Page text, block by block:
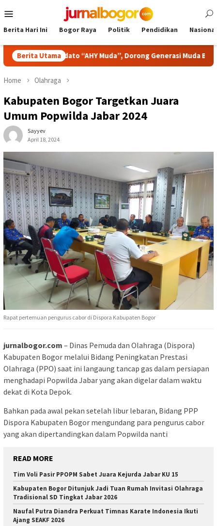
to
Menu
Berita Hari Ini Bogor Raya Politik Pendidikan Nasional
Berita Utama
Pidato “AHY Muda”, Dorong Generasi Muda Berani
Home Olahraga
Kabupaten Bogor Targetkan Juara
Umum Popwilda Jabar 2024
Sayyev
April 18, 2024
Rapat pertemuan pengurus cabor di Dispora Kabupaten Bogor
jurnalbogor.com – Dinas Pemuda dan Olahraga (Dispora)
Kabupaten Bogor melalui Bidang Peningkatan Prestasi
Olahraga (PPO) saat ini langaung tancap gas dalam persiapan
menghadapi Popwilda Jabar yang akan digelar dalam waktu
dekat di Kota Depok.
Bahkan pada awal pekan setelah libur lebaran, Bidang PPP
Dispora Kabupaten Bogor mengundang para pengurus cabor
yang akan dipertandingkan dalam Popwilda nanti
READ MORE
Tim Voli Pasir PPOPM Sabet Juara Kejurda Jabar KU 15
Kabupaten Bogor Ditunjuk Jadi Tuan Rumah Invitasi Olahraga
Tradisional SD Tingkat Jabar 2026
Naufal Putra Diandra Perkuat Timnas Karate Indonesia Ikuti
Ajang SEAKF 2026